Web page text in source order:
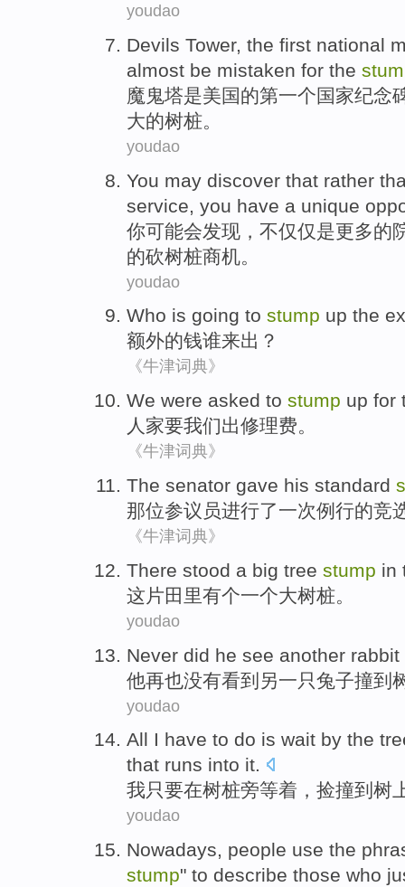
youdao
Devils Tower, the first national
almost be mistaken for the
魔鬼塔是美国的第一个国家纪念
大的树桩。
youdao
You may discover that rather
service you have a unique
你可能会发现 ， 不仅仅是更多的
的砍树桩商机。
youdao
Who is going to stump up the
额外的钱谁来出 ？
《牛津词典》
We were asked to stump up for
人家要我们出修理费。
《牛津词典》
The senator gave his standard
那位参议员进行了一次例行的竞
《牛津词典》
There stood a big tree stump in
这 片田里有个一个大树桩。
youdao
Never did he see another
他再也没有看到另一只兔子撞到
youdao
All I have to do is wait by the
that runs into it.
我只要在树桩旁等着，捡撞到树
youdao
Nowadays, people use the
stump" to describe those who